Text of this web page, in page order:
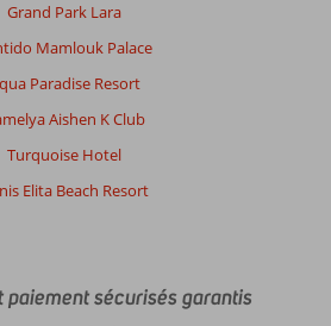
Grand Park Lara
Mamlouk Palace
Paradise Resort
Aishen K Club
Turquoise Hotel
Elita Beach Resort
paiement sécurisés garantis